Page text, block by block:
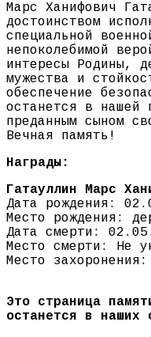
Марс Ханифович
достоинством
специальной
непоколебимой
интересы Родины,
мужества и
обеспечение
останется в нашей
преданным сыном
Вечная память!
Награды:
Гатауллин Марс
Дата рождения:
Место рождения:
Дата смерти:
Место смерти: Не
Место
Это страница
останется в наших